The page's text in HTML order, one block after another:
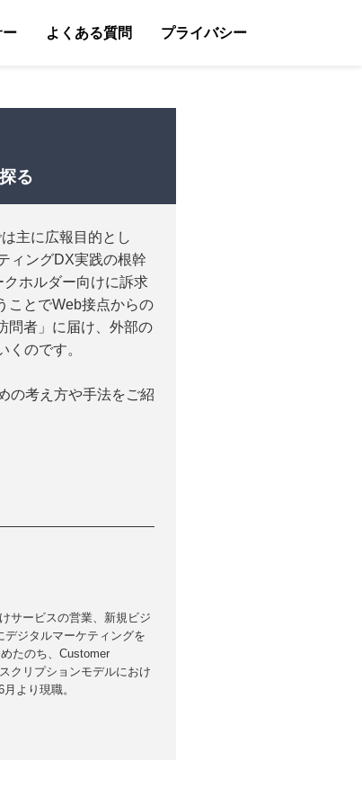
ー よくある質問 プライバシー
る
主に広報目的とし
ィングDX実践の根幹
ホルダー向けに訴求
ことでWeb接点からの
問者」に届け、外部の
のです。
の考え方や手法をご紹
サービスの営業、新規ビジ
ジタルマーケティングを
たのち、Customer
クリプションモデルにおけ
より現職。